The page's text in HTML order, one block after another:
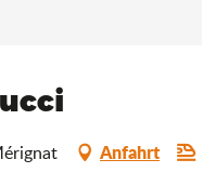
Anfahrt